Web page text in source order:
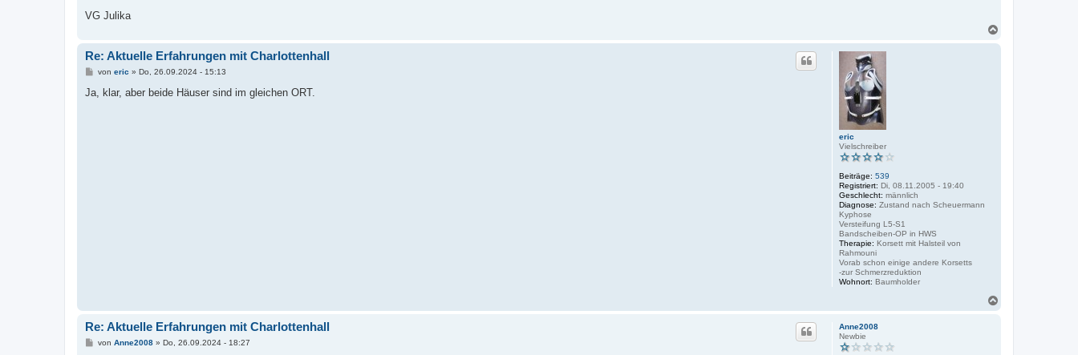
VG Julika
eric
Vielschreiber
Beiträge: 539
Registriert: Di, 08.11.2005 - 19:40
Geschlecht: männlich
Diagnose: Zustand nach Scheuermann
Kyphose
Versteifung L5-S1
Bandscheiben-OP in HWS
Therapie: Korsett mit Halsteil von
Rahmouni
Vorab schon einige andere Korsetts
-zur Schmerzreduktion
Wohnort: Baumholder
Re: Aktuelle Erfahrungen mit Charlottenhall
B
i
von eric » Do, 26.09.2024 - 15:13
Ja, klar, aber beide Häuser sind im gleichen ORT.
Anne2008
Newbie
Re: Aktuelle Erfahrungen mit Charlottenhall
Bvon Anne2008» Do, 26.09.2024 - 18:27